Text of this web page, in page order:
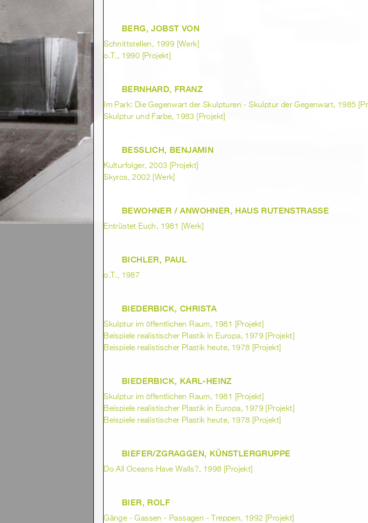
BERG, JOBST VON
Schnittstellen, 1999 [Werk]
o.T., 1990 [Projekt]
BERNHARD, FRANZ
Im Park: Die Gegenwart der Skulpturen - Skulptur der Gegenwart, 1985
Skulptur und Farbe, 1983 [Projekt]
BESSLICH, BENJAMIN
Kulturfolger, 2003 [Projekt]
Skyros, 2002 [Werk]
BEWOHNER / ANWOHNER, HAUS RUTENSTRASSE
Entrüstet Euch, 1981 [Werk]
BICHLER, PAUL
o.T., 1987
BIEDERBICK, CHRISTA
Skulptur im öffentlichen Raum, 1981 [Projekt]
Beispiele realistischer Plastik in Europa, 1979 [Projekt]
Beispiele realistischer Plastik heute, 1978 [Projekt]
BIEDERBICK, KARL-HEINZ
Skulptur im öffentlichen Raum, 1981 [Projekt]
Beispiele realistischer Plastik in Europa, 1979 [Projekt]
Beispiele realistischer Plastik heute, 1978 [Projekt]
BIEFER/ZGRAGGEN, KÜNSTLERGRUPPE
Do All Oceans Have Walls?, 1998 [Projekt]
BIER, ROLF
Gänge - Gassen - Passagen - Treppen, 1992 [Projekt]